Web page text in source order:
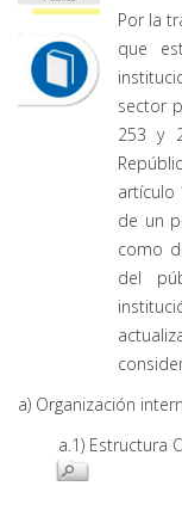
Por la
que
sector
253 y
artículo
de un
como
del
a) Organización
a.1) Estructura